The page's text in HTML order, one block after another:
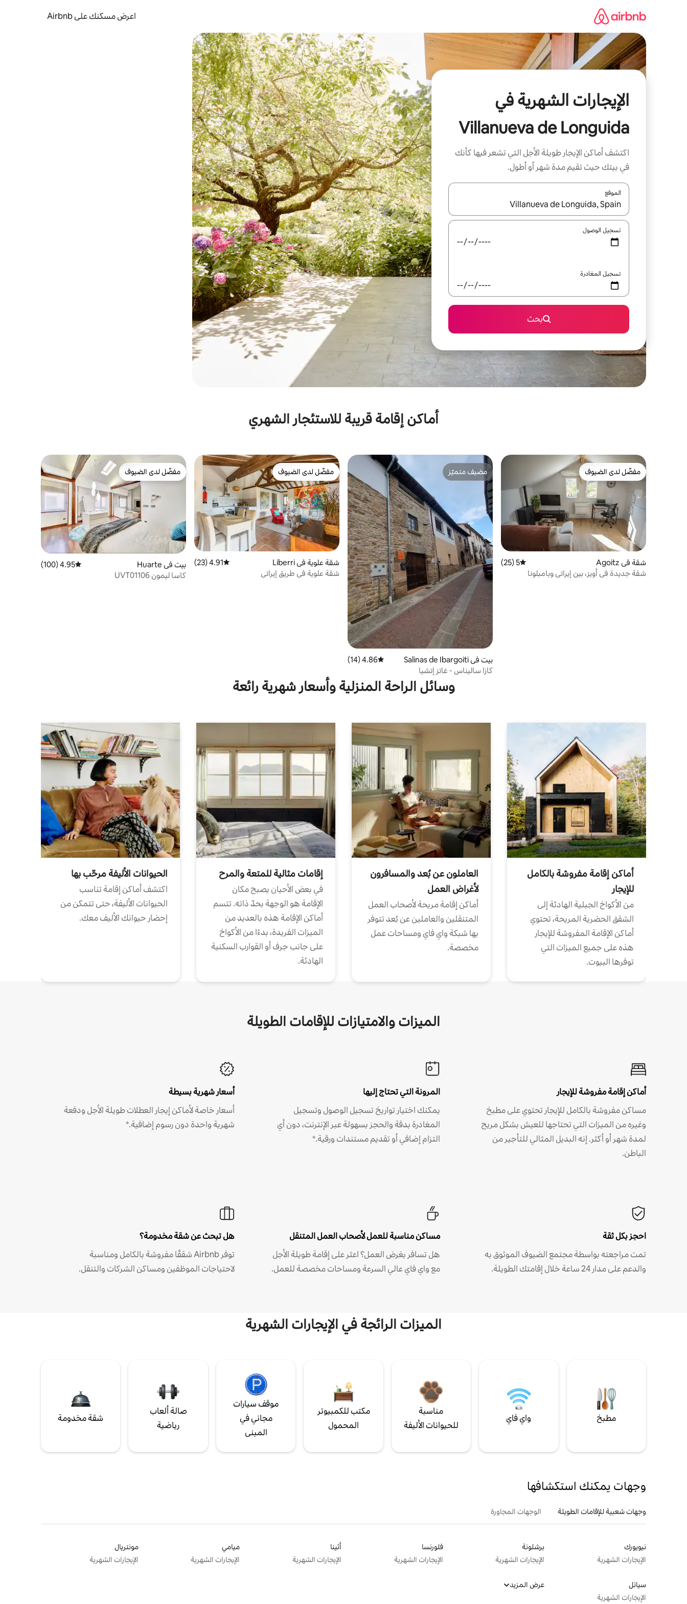
اعرض مسكنك على Airbnb
الإيجارات الشهرية في
Villanueva de Longuida
اكتشف أماكن الإيجار طويلة الأجل التي تشعر فيها كأنك
في بيتك حيث تقيم مدة شهر أو أطول.
الموقع
عند توفر النتائج، انتقل باستخدام السهمين لأعلى ولأسفل أو استكشف عن طريق اللمس أو السحب.
تسجيل الوصول
تسجيل المغادرة
بحث
أماكن إقامة قريبة للاستئجار الشهري
مفضّل لدى الضيوف
مفضّل لدى الضيوف
شقة في Agoitz متوسط التقييم 5 من 5، 25 مراجعات
5 (25)
شقة جديدة في أويز، بين إيراتي وبامبلونا
مضيف متميّز
مضيف متميّز
بيت في Salinas de Ibargoiti متوسط التقييم 4.86 من 5، 14 مراجعات
4.86 (14)
كازا ساليناس - غاتز إتشيا
مفضّل لدى الضيوف
مفضّل لدى الضيوف
شقة علوية في Liberri متوسط التقييم 4.91 من 5، 23 مراجعات
4.91 (23)
شقة علوية في طريق إيراتي
مفضّل لدى الضيوف
مفضّل لدى الضيوف
بيت في Huarte متوسط التقييم 4.95 من 5، 100 مراجعات
4.95 (100)
كاسا ليمون UVT01106
وسائل الراحة المنزلية وأسعار شهرية رائعة
أماكن إقامة مفروشة بالكامل
للإيجار
من الأكواخ الجبلية الهادئة إلى
الشقق الحضرية المريحة، تحتوي
أماكن الإقامة المفروشة للإيجار
هذه على جميع الميزات التي
توفرها البيوت.
العاملون عن بُعد والمسافرون
لأغراض العمل
أماكن إقامة مريحة لأصحاب العمل
المتنقلين والعاملين عن بُعد تتوفر
بها شبكة واي فاي ومساحات عمل
مخصصة.
إقامات مثالية للمتعة والمرح
في بعض الأحيان يصبح مكان
الإقامة هو الوجهة بحدّ ذاته. تتسم
أماكن الإقامة هذه بالعديد من
الميزات الفريدة، بدءًا من الأكواخ
على جانب جرف أو القوارب السكنية
الهادئة.
الحيوانات الأليفة مرحّب بها
اكتشف أماكن إقامة تناسب
الحيوانات الأليفة، حتى تتمكن من
إحضار حيوانك الأليف معك.
الميزات والامتيازات للإقامات الطويلة
أماكن إقامة مفروشة للإيجار
مساكن مفروشة بالكامل للإيجار تحتوي على مطبخ
وغيره من الميزات التي تحتاجها للعيش بشكل مريح
لمدة شهر أو أكثر. إنه البديل المثالي للتأجير من
الباطن.
المرونة التي تحتاج إليها
يمكنك اختيار تواريخ تسجيل الوصول وتسجيل
المغادرة بدقة والحجز بسهولة عبر الإنترنت، دون أي
التزام إضافي أو تقديم مستندات ورقية.*
أسعار شهرية بسيطة
أسعار خاصة لأماكن إيجار العطلات طويلة الأجل ودفعة
شهرية واحدة دون رسوم إضافية.*
احجز بكل ثقة
تمت مراجعته بواسطة مجتمع الضيوف الموثوق به
والدعم على مدار 24 ساعة خلال إقامتك الطويلة.
مساكن مناسبة للعمل لأصحاب العمل المتنقل
هل تسافر بغرض العمل؟ اعثر على إقامة طويلة الأجل
مع واي فاي عالي السرعة ومساحات مخصصة للعمل.
هل تبحث عن شقة مخدومة؟
توفر Airbnb شققًا مفروشة بالكامل ومناسبة
لاحتياجات الموظفين ومساكن الشركات والتنقل.
الميزات الرائجة في الإيجارات الشهرية
مطبخ واي فاي
مناسبة
للحيوانات الأليفة
مكتب للكمبيوتر
المحمول
موقف سيارات
مجاني في
المبنى
صالة ألعاب
رياضية
شقة مخدومة
وجهات يمكنك استكشافها
وجهات شعبية للإقامات الطويلة الوجهات المجاورة
نيويورك
الإيجارات الشهرية
برشلونة
الإيجارات الشهرية
فلورنسا
الإيجارات الشهرية
أثينا
الإيجارات الشهرية
ميامي
الإيجارات الشهرية
مونتريال
الإيجارات الشهرية
سياتل
الإيجارات الشهرية
عرض المزيد